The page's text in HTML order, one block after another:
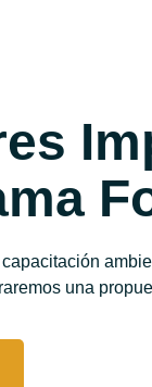
una